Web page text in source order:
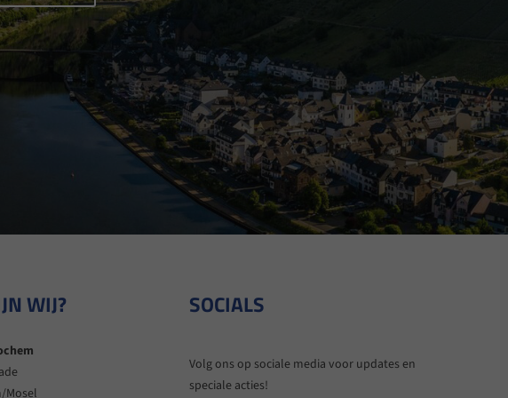
WIJ?
Mosel
SOCIALS
Volg ons op sociale media voor updates en
speciale acties!